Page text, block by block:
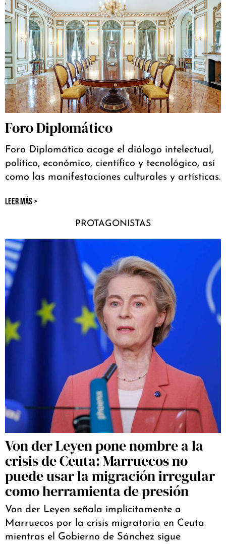
Foro Diplomático
Foro Diplomático acoge el diálogo intelectual,
político, económico, científico y tecnológico, así
como las manifestaciones culturales y artísticas.
LEER MÁS >
PROTAGONISTAS
Von der Leyen pone nombre a la
crisis de Ceuta: Marruecos no
puede usar la migración irregular
como herramienta de presión
Von der Leyen señala implícitamente a
Marruecos por la crisis migratoria en Ceuta
mientras el Gobierno de Sánchez sigue